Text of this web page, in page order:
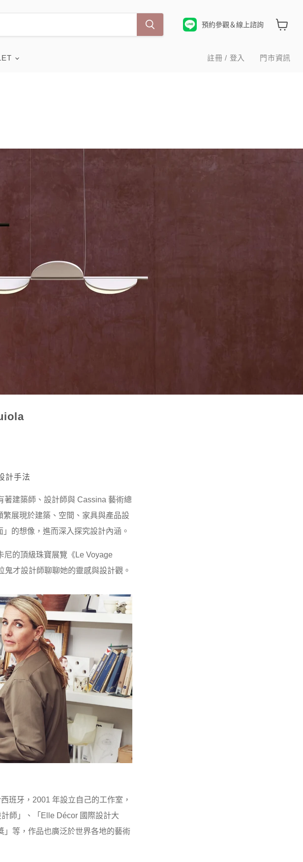
預約參觀＆線上諮詢
物
註冊 / 登入 門市資訊
計手法
著建築師、設計師與 Cassina 藝術總
展現於建築、空間、家具與產品設
的想像，進而深入探究設計內涵。
尼的頂級珠寶展覽《Le Voyage
才設計師聊聊她的靈感與設計觀。
班牙，2001 年設立自己的工作室，
師」、「Elle Décor 國際設計大
」等，作品也廣泛於世界各地的藝術